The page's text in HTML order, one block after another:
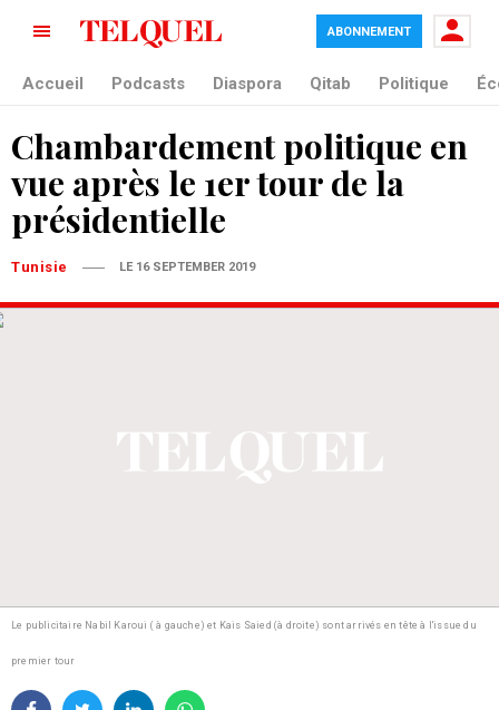
ABONNEMENT
Accueil Podcasts Diaspora Qitab Politique
Chambardement politique en
vue après le 1er tour de la
présidentielle
Tunisie LE 16 SEPTEMBER 2019
Le publicitaire Nabil Karoui ( à gauche) et Kais Saied (à droite) sont arrivés en tête à l'issue du
premier tour